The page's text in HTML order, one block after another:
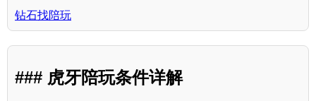
钻石找陪玩
### 虎牙陪玩条件详解